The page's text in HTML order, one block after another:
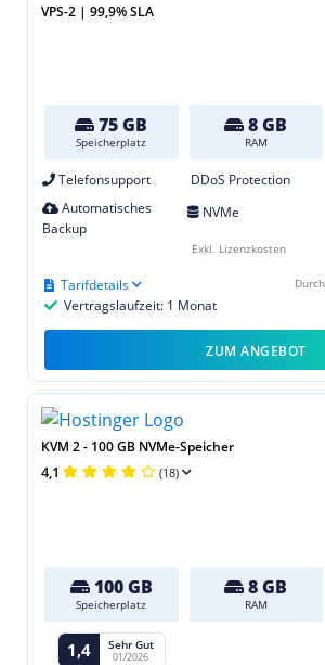
VPS-2 | 99,9% SLA
75 GB
Speicherplatz
8 GB
RAM
Telefonsupport DDoS Protection
Automatisches
Backup
NVMe
Vertragslaufzeit: 1 Monat
Tarifdetails
Exkl. Lizenzkosten
ZUM ANGEBOT
KVM 2 - 100 GB NVMe-Speicher
4,1 (18)
100 GB
Speicherplatz
8 GB
RAM
1,4 Sehr Gut
01/2026